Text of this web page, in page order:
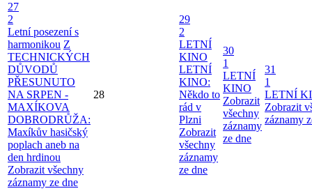
27
2
Letní posezení s
harmonikou Z
TECHNICKÝCH
DŮVODŮ
PŘESUNUTO
NA SRPEN -
MAXÍKOVA
DOBRODRŮŽA:
Maxíkův hasičský
poplach aneb na
den hrdinou
Zobrazit všechny
záznamy ze dne
28
29
2
LETNÍ
KINO
LETNÍ
KINO:
Někdo to
rád v
Plzni
Zobrazit
všechny
záznamy
ze dne
30
1
LETNÍ
KINO
Zobrazit
všechny
záznamy
ze dne
31
1
LETNÍ
Zobrazit
záznamy